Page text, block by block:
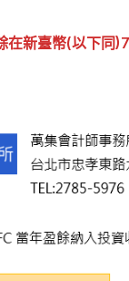
在新臺幣(以下同